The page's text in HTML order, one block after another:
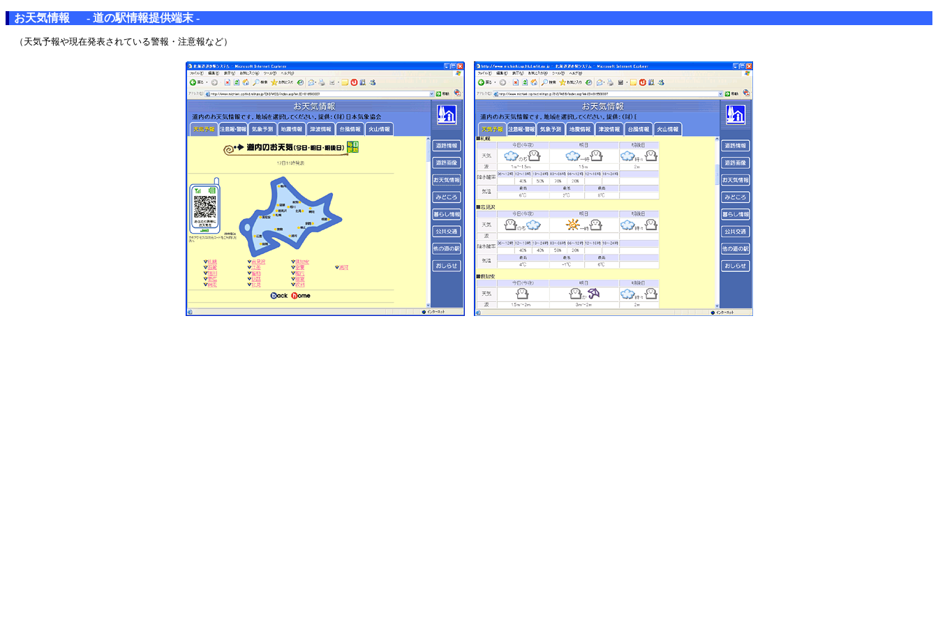
お天気情報 - 道の駅情報提供端末 -
（天気予報や現在発表されている警報・注意報など）